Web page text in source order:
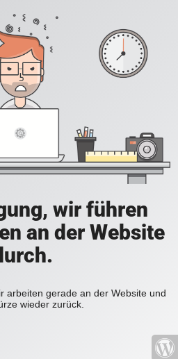
wir führen
an der Website
arbeiten gerade an der Website und
wieder zurück.